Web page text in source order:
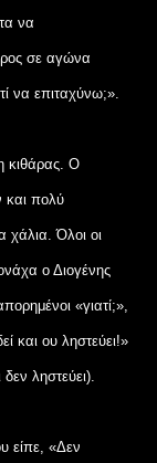
να
σε αγώνα
να επιταχύνω;».
κιθάρας. Ο
και πολύ
χάλια. Όλοι οι
ο Διογένης
«γιατί;»,
και ου ληστεύει!»
ληστεύει).
είπε, «Δεν